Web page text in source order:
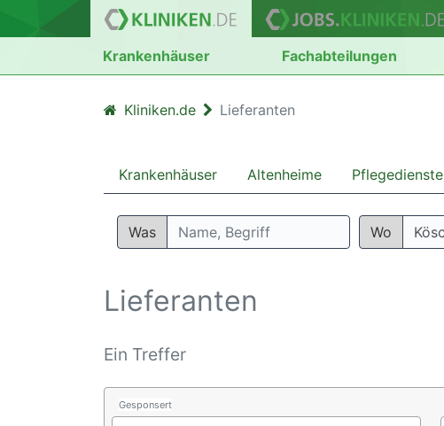
Krankenhäuser Fachabteilungen
Kliniken.de Lieferanten
Krankenhäuser Altenheime Pflegedienste
Was Wo
Lieferanten
Ein Treffer
Gesponsert